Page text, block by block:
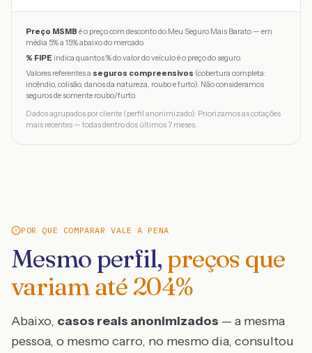
Preço MSMB é o preço com desconto do Meu Seguro Mais Barato — em
média 5% a 15% abaixo do mercado.
% FIPE indica quantos % do valor do veículo é o preço do seguro.
Valores referentes a seguros compreensivos (cobertura completa:
incêndio, colisão, danos da natureza, roubo e furto). Não consideramos
seguros de somente roubo/furto.
Dados agrupados por cliente (perfil anonimizado). Priorizamos as cotações
mais recentes — todas dentro dos últimos 7 meses.
POR QUE COMPARAR VALE A PENA
Mesmo perfil, preços que
variam até 204%
Abaixo, casos reais anonimizados — a mesma
pessoa, o mesmo carro, no mesmo dia, consultou